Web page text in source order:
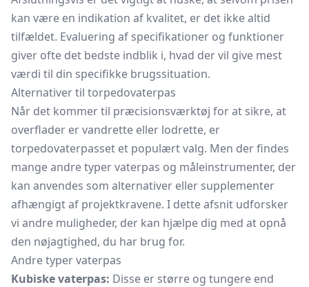
kan være en indikation af kvalitet, er det ikke altid
tilfældet. Evaluering af specifikationer og funktioner
giver ofte det bedste indblik i, hvad der vil give mest
værdi til din specifikke brugssituation.
Alternativer til torpedovaterpas
Når det kommer til præcisionsværktøj for at sikre, at
overflader er vandrette eller lodrette, er
torpedovaterpasset et populært valg. Men der findes
mange andre typer vaterpas og måleinstrumenter, der
kan anvendes som alternativer eller supplementer
afhængigt af projektkravene. I dette afsnit udforsker
vi andre muligheder, der kan hjælpe dig med at opnå
den nøjagtighed, du har brug for.
Andre typer vaterpas
Kubiske vaterpas: Disse er større og tungere end